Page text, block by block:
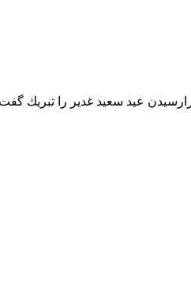
عيد سعيد غدير را تبريك